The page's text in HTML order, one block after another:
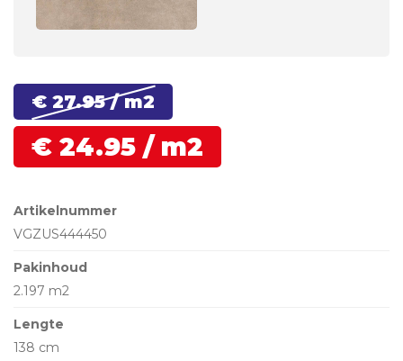
€ 27.95/ m2
€ 24.95 / m2
Artikelnummer
VGZUS444450
Pakinhoud
2.197 m2
Lengte
138 cm